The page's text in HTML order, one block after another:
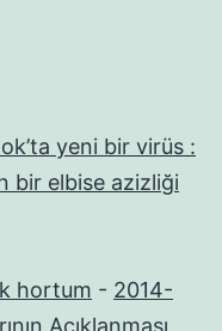
yeni bir virüs :
bir elbise azizliği
hortum - 2014-